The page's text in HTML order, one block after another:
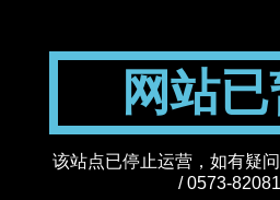
网站
该站点已停止运营，如有疑
/ 0573-